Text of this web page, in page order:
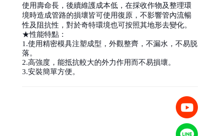
使用壽命長，後續維護成本低，在採收作物及整理環
境時造成管路的損壞皆可使用復原，不影響管內流暢
性及阻抗性，對於奇特環境也可按照其地形去變化。
★性能特點：
1.使用精密模具注塑成型，外觀整齊，不漏水，不易脱
落。
2.高強度，能抵抗較大的外力作用而不易損壞。
3.安裝簡單方便。